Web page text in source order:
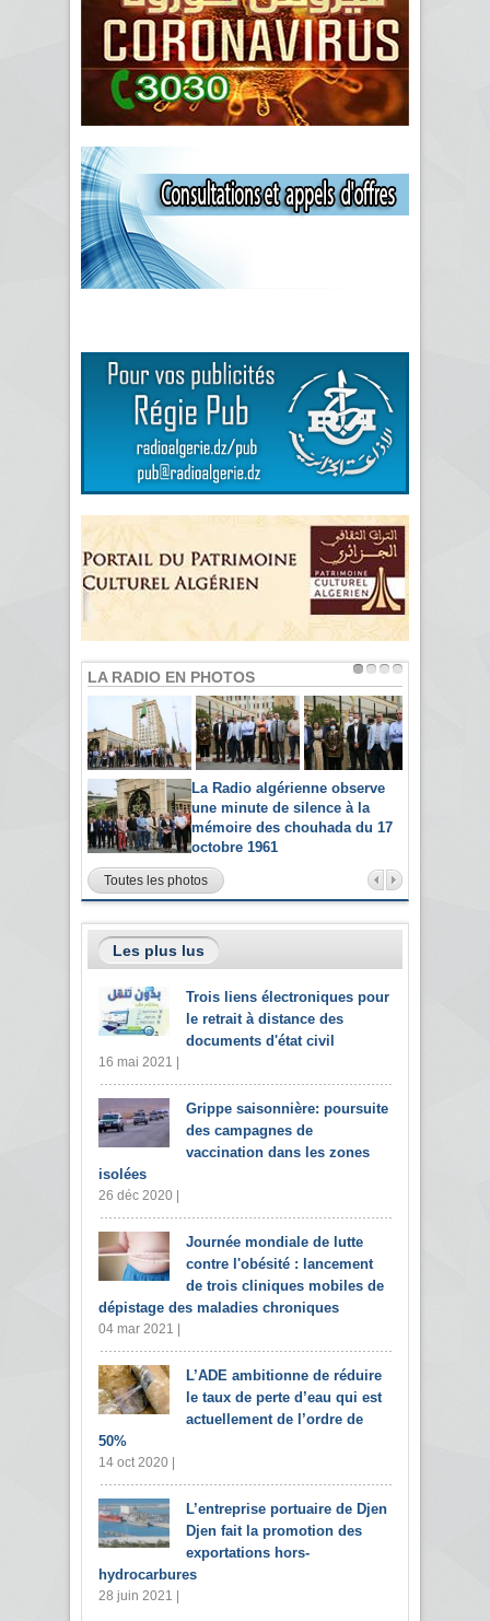
LA RADIO EN PHOTOS
La Radio algérienne observe
une minute de silence à la
mémoire des chouhada du 17
octobre 1961
Toutes les photos
Les plus lus
Trois liens électroniques pour
le retrait à distance des
documents d'état civil
16 mai 2021 |
Grippe saisonnière: poursuite
des campagnes de
vaccination dans les zones
isolées
26 déc 2020 |
Journée mondiale de lutte
contre l'obésité : lancement
de trois cliniques mobiles de
dépistage des maladies chroniques
04 mar 2021 |
L’ADE ambitionne de réduire
le taux de perte d’eau qui est
actuellement de l’ordre de
50%
14 oct 2020 |
L’entreprise portuaire de Djen
Djen fait la promotion des
exportations hors-
hydrocarbures
28 juin 2021 |